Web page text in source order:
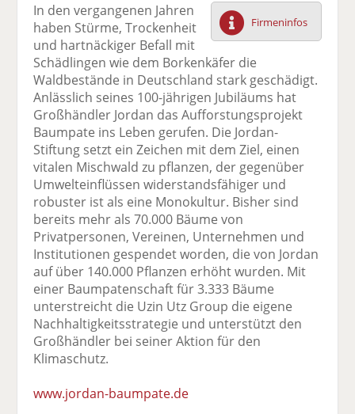
uf
F
ac
e
b
o
o
k
te
il
e
n
wi
tt
er
uf
Li
n
e
di
n
te
il
e
n
er
E
m
l
v
er
n
d
n
ck
e
Firmeninfos
In den vergangenen Jahren
haben Stürme, Trockenheit
und hartnäckiger Befall mit
Schädlingen wie dem Borkenkäfer die
Waldbestände in Deutschland stark geschädigt.
Anlässlich seines 100-jährigen Jubiläums hat
Großhändler Jordan das Aufforstungsprojekt
Baumpate ins Leben gerufen. Die Jordan-
Stiftung setzt ein Zeichen mit dem Ziel, einen
vitalen Mischwald zu pflanzen, der gegenüber
Umwelteinflüssen widerstandsfähiger und
robuster ist als eine Monokultur. Bisher sind
bereits mehr als 70.000 Bäume von
Privatpersonen, Vereinen, Unternehmen und
Institutionen gespendet worden, die von Jordan
auf über 140.000 Pflanzen erhöht wurden. Mit
einer Baumpatenschaft für 3.333 Bäume
unterstreicht die Uzin Utz Group die eigene
Nachhaltigkeitsstrategie und unterstützt den
Großhändler bei seiner Aktion für den
Klimaschutz.
www.jordan-baumpate.de